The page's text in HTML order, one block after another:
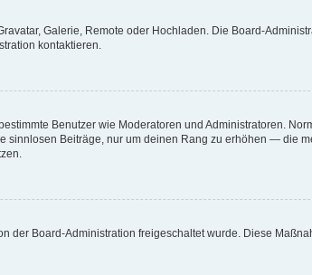
Galerie, Remote oder Hochladen. Die Board-
kontaktieren.
Benutzer wie Moderatoren und Administratoren.
sinnlosen Beiträge, nur um deinen Rang zu erhöhen — die
der Board-Administration freigeschaltet wurde. Diese